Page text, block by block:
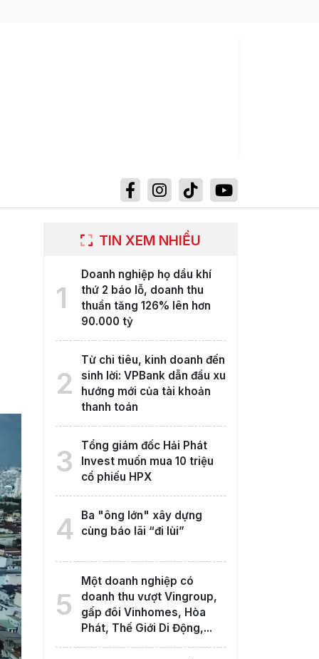
TIN XEM NHIỀU
1
Doanh nghiệp họ dầu khí
thứ 2 báo lỗ, doanh thu
thuần tăng 126% lên hơn
90.000 tỷ
2
Từ chi tiêu, kinh doanh đến
sinh lời: VPBank dẫn đầu xu
hướng mới của tài khoản
thanh toán
3
Tổng giám đốc Hải Phát
Invest muốn mua 10 triệu
cổ phiếu HPX
4
Ba "ông lớn" xây dựng
cùng báo lãi “đi lùi”
5
Một doanh nghiệp có
doanh thu vượt Vingroup,
gấp đôi Vinhomes, Hòa
Phát, Thế Giới Di Động,...